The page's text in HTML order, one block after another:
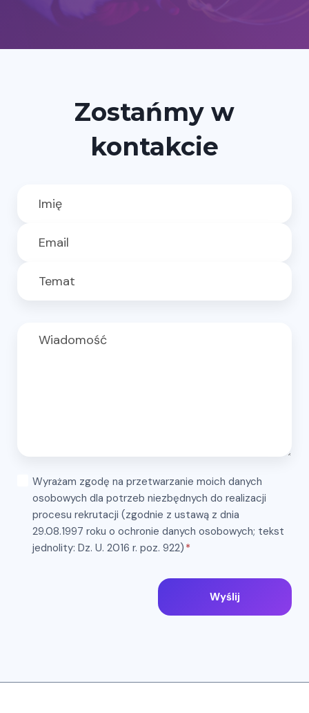
Zostańmy w
kontakcie
Wyrażam zgodę na przetwarzanie moich danych
osobowych dla potrzeb niezbędnych do realizacji
procesu rekrutacji (zgodnie z ustawą z dnia
29.08.1997 roku o ochronie danych osobowych; tekst
jednolity: Dz. U. 2016 r. poz. 922) *
Wyślij